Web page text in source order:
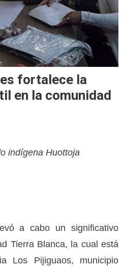
fortalece la
en la comunidad
indígena Huottoja
a cabo un significativo
Tierra Blanca, la cual está
Los Pijiguaos, municipio